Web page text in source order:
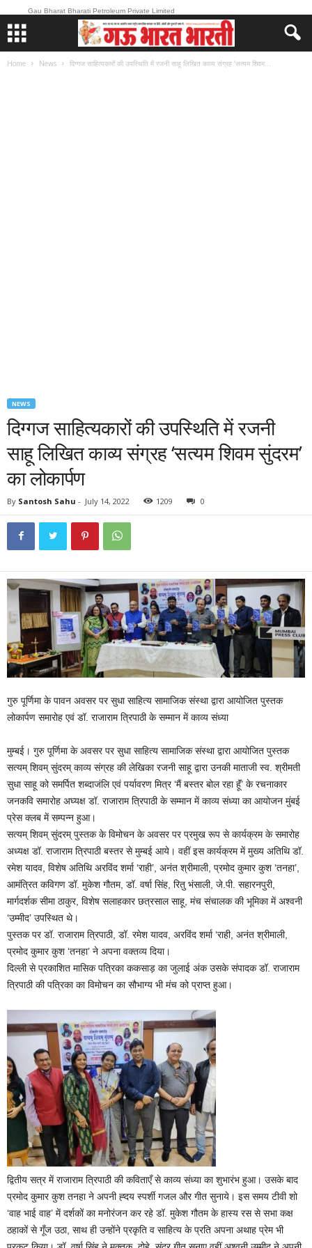
Gau Bharat Bharati Petroleum Private Limited
Home News दिग्गज साहित्यकारों की उपस्थिति में रजनी साहू लिखित काव्य संग्रह ‘सत्यम शिवम...
NEWS
दिग्गज साहित्यकारों की उपस्थिति में रजनी
साहू लिखित काव्य संग्रह ‘सत्यम शिवम सुंदरम’
का लोकार्पण
By Santosh Sahu - July 14, 2022 1209 0
गुरु पूर्णिमा के पावन अवसर पर सुधा साहित्य सामाजिक संस्था द्वारा आयोजित पुस्तक
लोकार्पण समारोह एवं डॉ. राजाराम त्रिपाठी के सम्मान में काव्य संध्या
मुम्बई। गुरु पूर्णिमा के अवसर पर सुधा साहित्य सामाजिक संस्था द्वारा आयोजित पुस्तक
सत्यम् शिवम् सुंदरम् काव्य संग्रह की लेखिका रजनी साहू द्वारा उनकी माताजी स्व. श्रीमती
सुधा साहू को समर्पित शब्दाजंलि एवं पर्यावरण मित्र ‘मैं बस्तर बोल रहा हूॅं’ के रचनाकार
जनकवि समारोह अघ्यक्ष डॉ. राजाराम त्रिपाठी के सम्मान में काव्य संध्या का आयोजन मुंबई
प्रेस क्लब में सम्पन्न हुआ।
सत्यम् शिवम् सुंदरम् पुस्तक के विमोचन के अवसर पर प्रमुख रूप से कार्यक्रम के समारोह
अध्यक्ष डॉ. राजाराम त्रिपाठी बस्तर से मुम्बई आये। वहीं इस कार्यक्रम में मुख्य अतिथि डॉ.
रमेश यादव, विशेष अतिथि अरविंद शर्मा ‘राही’, अनंत श्रीमाली, प्रमोद कुमार कुश ‘तनहा’,
आमंत्रित कविगण डॉ. मुकेश गौतम, डॉ. वर्षा सिंह, रितु भंसाली, जे.पी. सहारनपुरी,
मार्गदर्शक सीमा ठाकुर, विशेष सलाहकार छत्रसाल साहू, मंच संचालक की भूमिका में अश्वनी
‘उम्मीद’ उपस्थित थे।
पुस्तक पर डॉ. राजाराम त्रिपाठी, डॉ. रमेश यादव, अरविंद शर्मा ‘राही, अनंत श्रीमाली,
प्रमोद कुमार कुश ‘तनहा’ ने अपना वक्तव्य दिया।
दिल्ली से प्रकाशित मासिक पत्रिका ककसाड़ का जुलाई अंक उसके संपादक डॉ. राजाराम
त्रिपाठी की पत्रिका का विमोचन का सौभाग्य भी मंच को प्राप्त हुआ।
द्वितीय सत्र में राजाराम त्रिपाठी की कविताएँ से काव्य संध्या का शुभारंभ हुआ। उसके बाद
प्रमोद कुमार कुश तनहा ने अपनी ह्दय स्पर्शी गजल और गीत सुनाये। इस समय टीवी शो
‘वाह भाई वाह’ में दर्शकों का मनोरंजन कर रहे डॉ. मुकेश गौतम के हास्य रस से सभा कक्ष
ठहाकों से गूँज उठा, साथ ही उन्होंने प्रकृति व साहित्य के प्रति अपना अथाह प्रेम भी